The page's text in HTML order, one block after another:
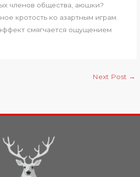
членов общества, аюшки?
кротость ко азартным играм.
смягчается ощущением
Next Post →